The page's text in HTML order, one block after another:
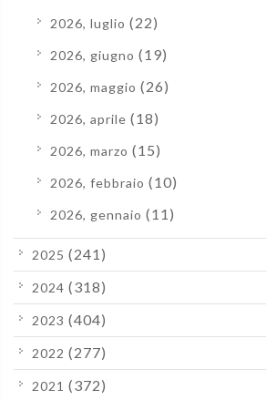
2026, luglio (22)
2026, giugno (19)
2026, maggio (26)
2026, aprile (18)
2026, marzo (15)
2026, febbraio (10)
2026, gennaio (11)
2025 (241)
2024 (318)
2023 (404)
2022 (277)
2021 (372)